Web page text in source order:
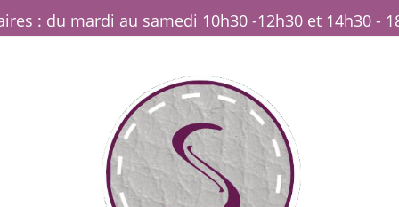
: du mardi au samedi 10h30 -12h30 et 14h30 -